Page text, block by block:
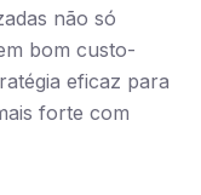
não só
bom custo-
eficaz para
forte com